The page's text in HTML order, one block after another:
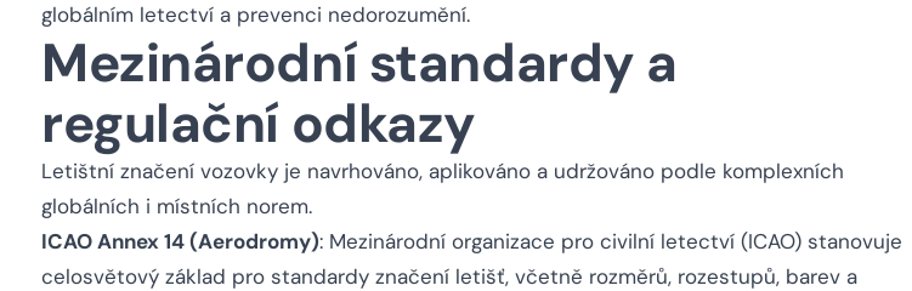
globálním letectví a prevenci nedorozumění.
Mezinárodní standardy a
regulační odkazy
Letištní značení vozovky je navrhováno, aplikováno a udržováno podle komplexních
globálních i místních norem.
ICAO Annex 14 (Aerodromy): Mezinárodní organizace pro civilní letectví (ICAO) stanovuje
celosvětový základ pro standardy značení letišť, včetně rozměrů, rozestupů, barev a